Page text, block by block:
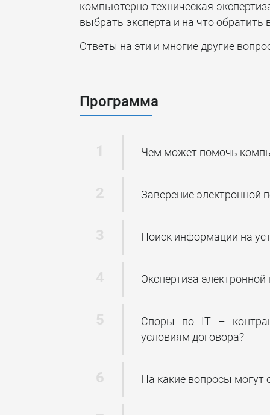
компьютерно-техническая
выбрать эксперта и на что
Ответы на эти и многие другие
Программа
Чем может помочь
Заверение электронной
Поиск информации на
Экспертиза
Споры по IT –
условиям договора?
На какие вопросы могут